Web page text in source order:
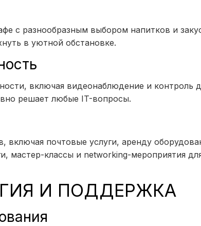
с разнообразным выбором напитков и
в уютной обстановке.
включая видеонаблюдение и контроль
решает любые IT-вопросы.
включая почтовые услуги, аренду
мастер-классы и networking-мероприятия
И ПОДДЕРЖКА